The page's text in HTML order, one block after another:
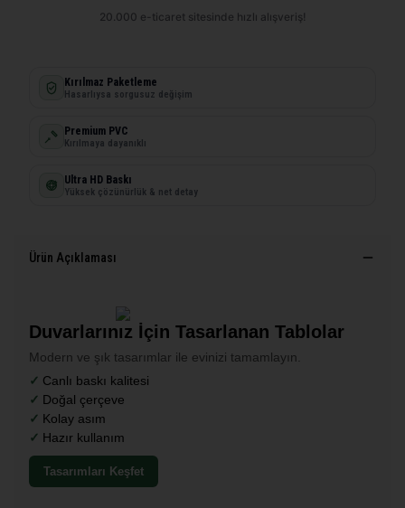
Kırılmaz Paketleme
Hasarlıysa sorgusuz değişim
Premium PVC
Kırılmaya dayanıklı
Ultra HD Baskı
Yüksek çözünürlük & net detay
Ürün Açıklaması
Duvarlarınız İçin Tasarlanan Tablolar
Modern ve şık tasarımlar ile evinizi tamamlayın.
Canlı baskı kalitesi
Doğal çerçeve
Kolay asım
Hazır kullanım
Tasarımları Keşfet